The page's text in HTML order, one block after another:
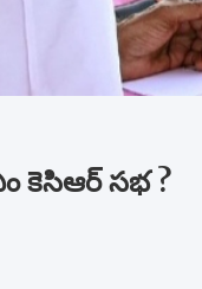
కెసిఆర్ సభ ?